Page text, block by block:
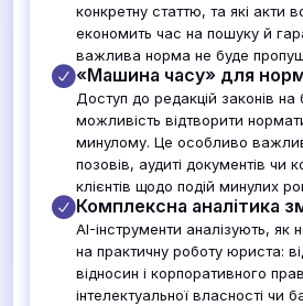
конкретну статтю, та які акти
економить час на пошуку й
важлива норма не буде
«Машина часу» для
Доступ до редакцій законів на
можливість відтворити
минулому. Це особливо
позовів, аудиті документів чи
клієнтів щодо подій минулих
Комплексна аналітика
AI-інструменти аналізують, як
на практичну роботу юриста:
відносин і корпоративного
інтелектуальної власності чи